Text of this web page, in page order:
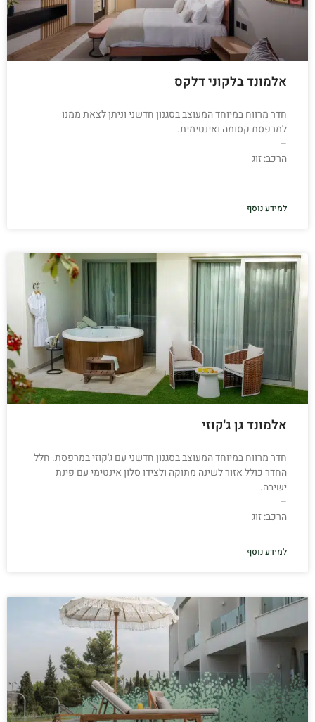
אלמונד בלקוני דלקס
חדר מרווח במיוחד המעוצב בסגנון חדשני וניתן לצאת ממנו
למרפסת קסומה ואינטימית.
–
הרכב: זוג
למידע נוסף
אלמונד גן ג'קוזי
חדר מרווח במיוחד המעוצב בסגנון חדשני עם ג'קוזי במרפסת. חלל
החדר כולל אזור לשינה מתוקה ולצידו סלון אינטימי עם פינת
ישיבה.
–
הרכב: זוג
למידע נוסף